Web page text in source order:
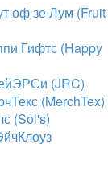
оф зе Лум (Fruit
Гифтс (Happy
(JRC)
(MerchTex)
(Sol's)